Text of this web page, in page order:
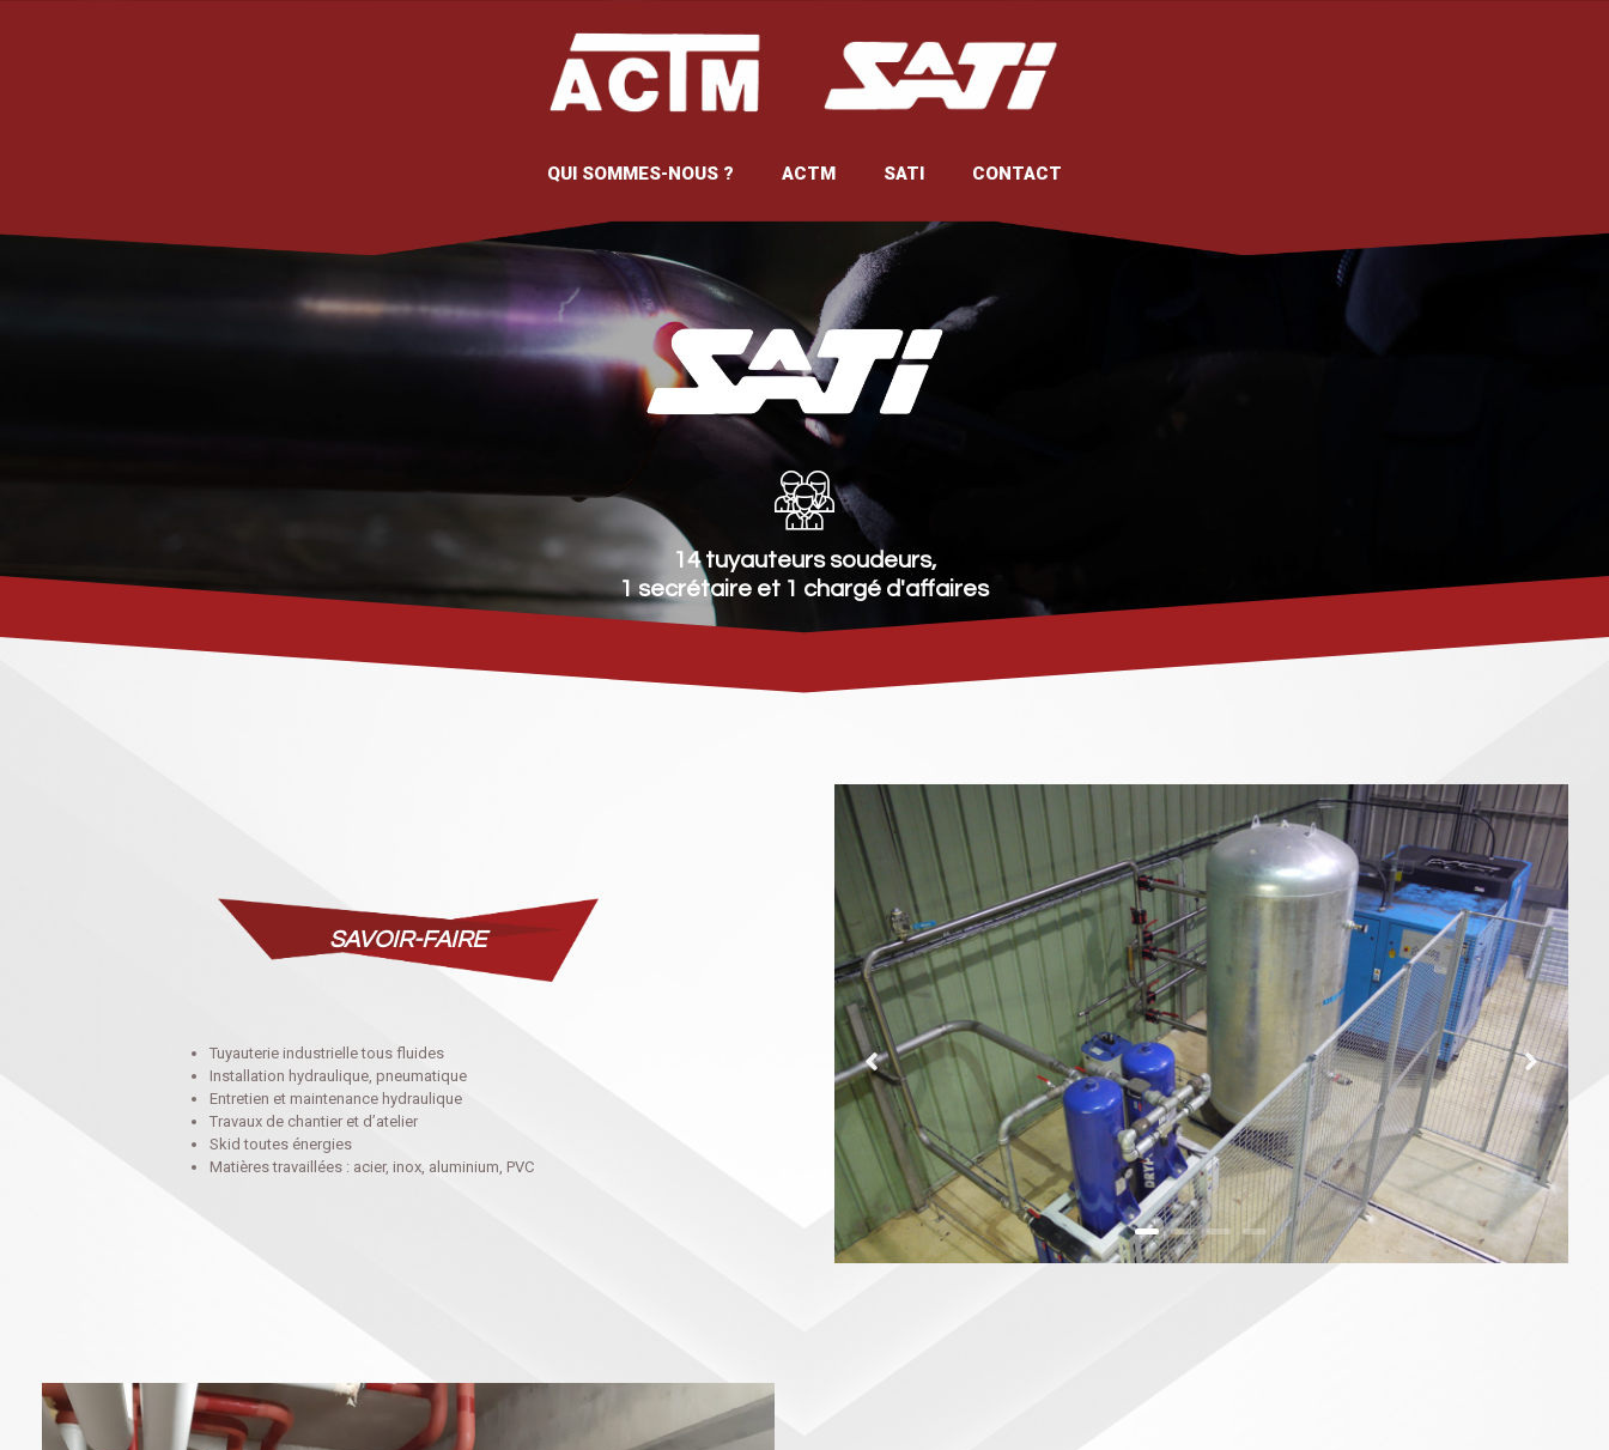
QUI SOMMES-NOUS ? ACTM SATI CONTACT
14 tuyauteurs soudeurs,
1 secrétaire et 1 chargé d'affaires
SAVOIR-FAIRE
Tuyauterie industrielle tous fluides
Installation hydraulique, pneumatique
Entretien et maintenance hydraulique
Travaux de chantier et d’atelier
Skid toutes énergies
Matières travaillées : acier, inox, aluminium, PVC